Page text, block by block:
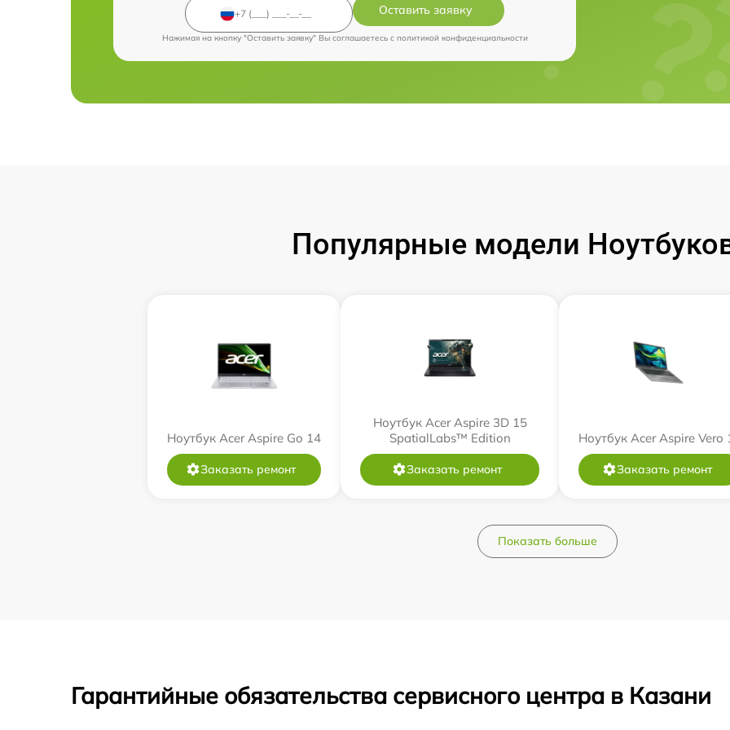
Оставить заявку
Нажимая на кнопку "Оставить заявку" Вы соглашаетесь c политикой конфиденциальности
Популярные модели
Ноутбук Acer Aspire Go 14
Заказать ремонт
Ноутбук Acer Aspire 3D 15
SpatialLabs™ Edition
Заказать ремонт
Ноутбук Acer Aspire Vero
Заказать ремонт
Показать больше
Гарантийные обязательства сервисного центра в Казани